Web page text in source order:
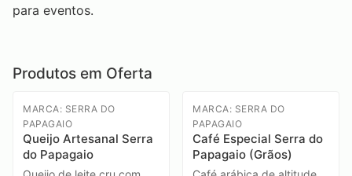
para eventos.
Produtos em Oferta
MARCA: SERRA DO
PAPAGAIO
Queijo Artesanal Serra
do Papagaio
MARCA: SERRA DO
PAPAGAIO
Café Especial Serra do
Papagaio (Grãos)